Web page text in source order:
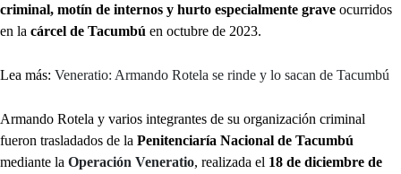
criminal, motín de internos y hurto especialmente grave ocurridos
en la cárcel de Tacumbú en octubre de 2023.
Lea más: Veneratio: Armando Rotela se rinde y lo sacan de Tacumbú
Armando Rotela y varios integrantes de su organización criminal
fueron trasladados de la Penitenciaría Nacional de Tacumbú
mediante la Operación Veneratio, realizada el 18 de diciembre de